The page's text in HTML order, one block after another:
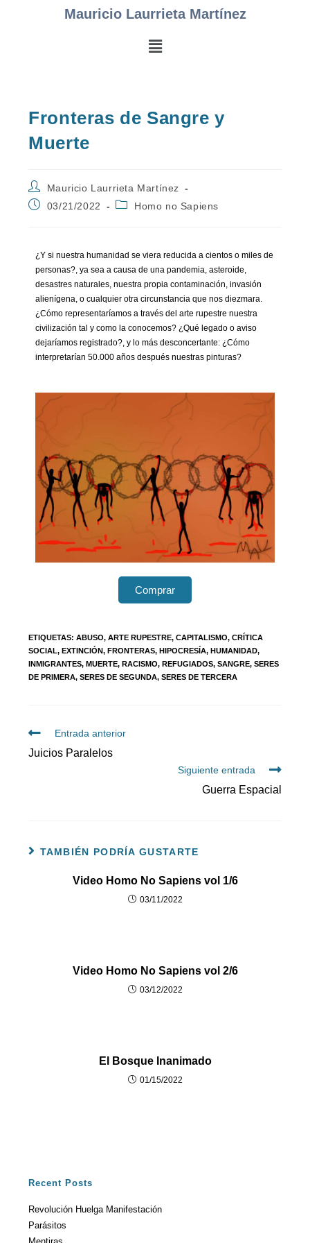
Mauricio Laurrieta Martínez
Fronteras de Sangre y
Muerte
Mauricio Laurrieta Martínez
03/21/2022
Homo no Sapiens
¿Y si nuestra humanidad se viera reducida a cientos o miles de
personas?, ya sea a causa de una pandemia, asteroide,
desastres naturales, nuestra propia contaminación, invasión
alienígena, o cualquier otra circunstancia que nos diezmara.
¿Cómo representaríamos a través del arte rupestre nuestra
civilización tal y como la conocemos? ¿Qué legado o aviso
dejaríamos registrado?, y lo más desconcertante: ¿Cómo
interpretarían 50.000 años después nuestras pinturas?
Comprar
ETIQUETAS:ABUSO, ARTE RUPESTRE, CAPITALISMO, CRÍTICA
SOCIAL, EXTINCIÓN, FRONTERAS, HIPOCRESÍA, HUMANIDAD,
INMIGRANTES, MUERTE, RACISMO, REFUGIADOS, SANGRE, SERES
DE PRIMERA, SERES DE SEGUNDA, SERES DE TERCERA
Entrada anterior
Juicios Paralelos
Siguiente entrada
Guerra Espacial
TAMBIÉN PODRÍA GUSTARTE
Video Homo No Sapiens vol 1/6
03/11/2022
Video Homo No Sapiens vol 2/6
03/12/2022
El Bosque Inanimado
01/15/2022
Recent Posts
Revolución Huelga Manifestación
Parásitos